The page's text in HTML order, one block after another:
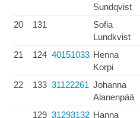
Sundqvist
20 131
Sofia
Lundkvist
21 124 40151033 Henna
Korpi
22 133 31122261 Johanna
Alanenpää
129 31293132 Hanna